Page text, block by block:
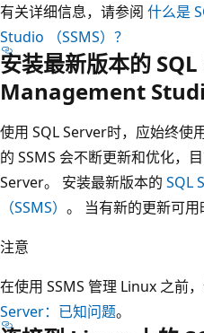
有关详细信息，请参阅 什么是
Studio （SSMS）？
安装最新版本的
Management
使用 SQL Server时，应始终使
的 SSMS 会不断更新和优化，
Server。 安装最新版本的 SQL
（SSMS） 。 当有新的更新可用
注意
在使用 SSMS 管理 Linux 之前
Server：已知问题。